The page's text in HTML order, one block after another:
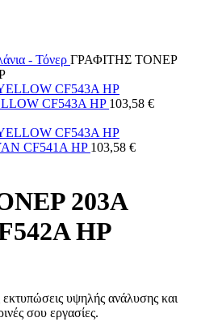
- Τόνερ ΓΡΑΦΙΤΗΣ ΤΟΝΕΡ
CF543A HP 103,58 €
CF541A HP 103,58 €
203A
HP
υψηλής ανάλυσης και
σου εργασίες.